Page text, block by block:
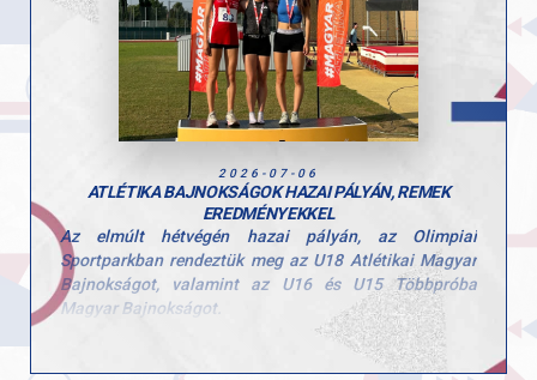
2026-07-06
ATLÉTIKA BAJNOKSÁGOK HAZAI PÁLYÁN, REMEK
EREDMÉNYEKKEL
Az elmúlt hétvégén hazai pályán, az Olimpiai
Sportparkban rendeztük meg az U18 Atlétikai Magyar
Bajnokságot, valamint az U16 és U15 Többpróba
Magyar Bajnokságot.
A rendkívüli hőség komoly kihívás elé állította a
mezőnyt, de a GYAC atlétái fantasztikus